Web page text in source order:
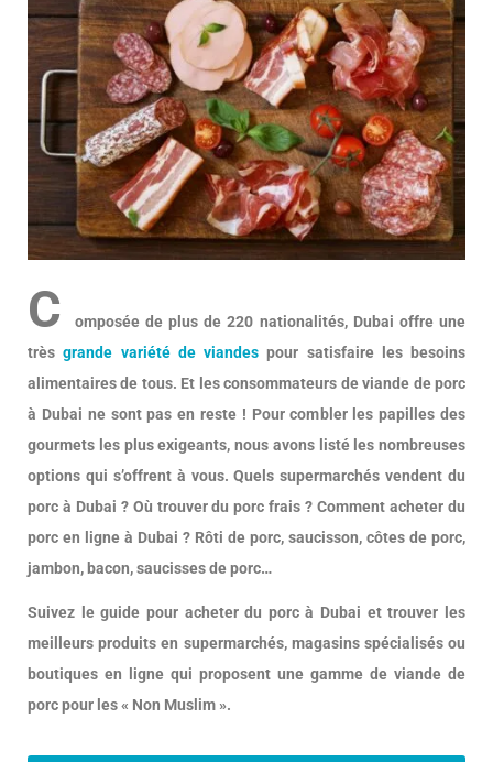
C
omposée de plus de 220 nationalités, Dubai offre une
trèsgrande variété de viandes pour satisfaire les besoins
alimentaires de tous. Et les consommateurs de viande de porc
à Dubai ne sont pas en reste ! Pour combler les papilles des
gourmets les plus exigeants, nous avons listé les nombreuses
options qui s’offrent à vous. Quels supermarchés vendent du
porc à Dubai ? Où trouver du porc frais ? Comment acheter du
porc en ligne à Dubai ? Rôti de porc, saucisson, côtes de porc,
jambon, bacon, saucisses de porc…
Suivez le guide pour acheter du porc à Dubai et trouver les
meilleurs produits en supermarchés, magasins spécialisés ou
boutiques en ligne qui proposent une gamme de viande de
porc pour les « Non Muslim ».